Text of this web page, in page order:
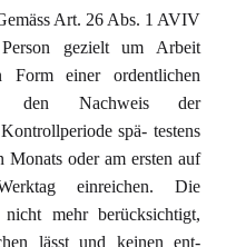
Art. 26 Abs. 1 AVIV
gezielt um Arbeit
einer ordentlichen
den Nachweis der
spä- testens
Monats oder am ersten auf
einreichen. Die
nicht mehr berücksichtigt,
lässt und keinen ent-